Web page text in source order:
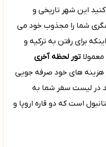
این شهر تاریخی و
شما را مجذوب خود می
برای رفتن به ترکیه و
تور لحظه آخری
هزینه های خود صرفه جویی
در لیست سفر شما به
است که دو قاره اروپا و